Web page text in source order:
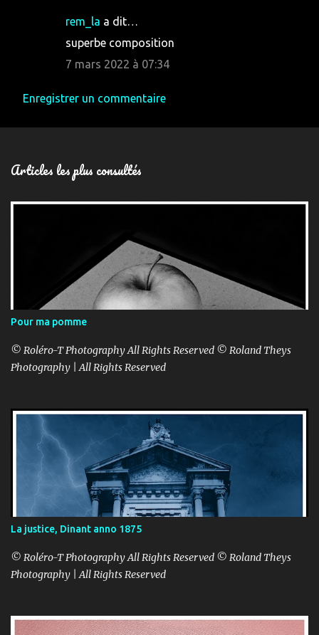
rem_la a dit…
superbe composition
7 mars 2022 à 07:34
Enregistrer un commentaire
Articles les plus consultés
Pour ma pomme
© Roléro-T Photography All Rights Reserved © Roland Theys
Photography | All Rights Reserved
La justice, Dinant anno 1875
© Roléro-T Photography All Rights Reserved © Roland Theys
Photography | All Rights Reserved